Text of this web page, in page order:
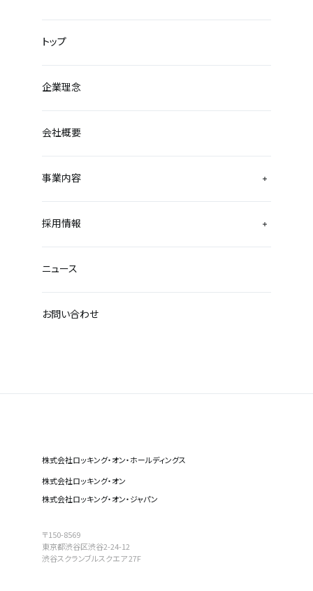
株式会社ロッキング・オン・ホールディングス
株式会社ロッキング・オン
株式会社ロッキング・オン・ジャパン
〒150-8569
東京都渋谷区渋谷2-24-12
渋谷スクランブルスクエア 27F
トップ
企業理念
会社概要
事業内容
採用情報
ニュース
お問い合わせ